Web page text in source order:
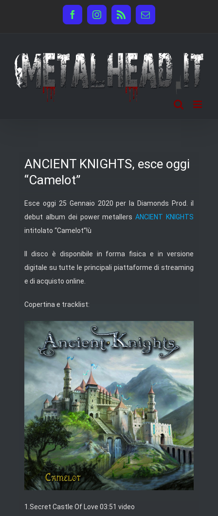
FacebookInstagram
Rss Email
ANCIENT KNIGHTS, esce oggi
“Camelot”
Esce oggi 25 Gennaio 2020 per la Diamonds Prod. il
debut album dei power metallersANCIENT KNIGHTS
intitolato “Camelot”!ù
Il disco è disponibile in forma fisica e in versione
digitale su tutte le principali piattaforme di streaming
e di acquisto online.
Copertina e tracklist:
1.Secret Castle Of Love 03:51 video